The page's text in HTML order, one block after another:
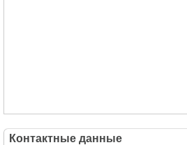
Контактные данные